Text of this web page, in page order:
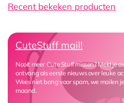
Recent bekeken producten
CuteStuff mail!
Nooit meer Cute Stuff missen? Meld je
ontvang als eerste nieuws over leuke
Wees niet bang voor spam, we mailen
maand.